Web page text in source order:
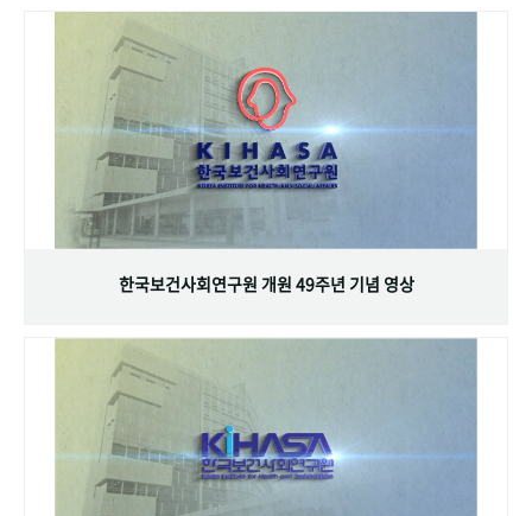
기록물 아카이브
사진 아카이브 문서 기록물 행정박물 영상 기록물
주년 기념
성과 50선 숫자로 보는 50년
VR 역사관
한국보건사회연구원 개원 49주년 기념 영상